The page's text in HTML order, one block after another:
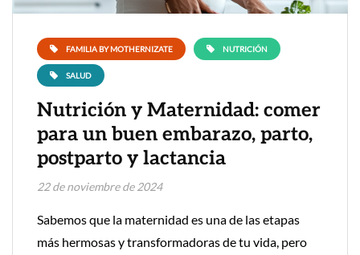
FAMILIA BY MOTHERNIZATE NUTRICIÓN
SALUD
Nutrición y Maternidad: comer
para un buen embarazo, parto,
postparto y lactancia
22 de noviembre de 2024
Sabemos que la maternidad es una de las etapas
más hermosas y transformadoras de tu vida, pero